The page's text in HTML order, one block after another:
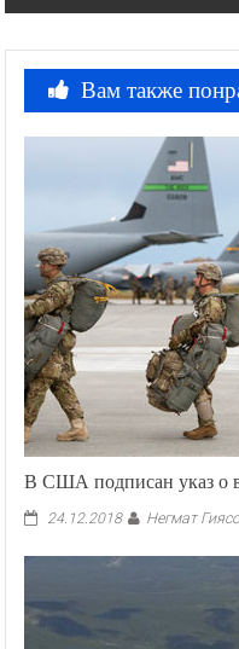
Вам также
В США подписан указ о
24.12.2018 Негмат